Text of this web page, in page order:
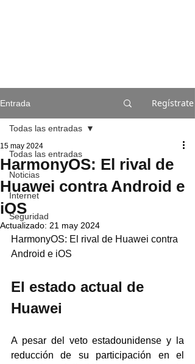
Entrada Regístrate
Todas las entradas
Noticias
Internet
Seguridad
Todas las entradas
HarmonyOS: El rival de
Huawei contra Android e
iOS
15 may 2024
Actualizado: 21 may 2024
HarmonyOS: El rival de Huawei contra
Android e iOS
El estado actual de
Huawei
A pesar del veto estadounidense y la
reducción de su participación en el